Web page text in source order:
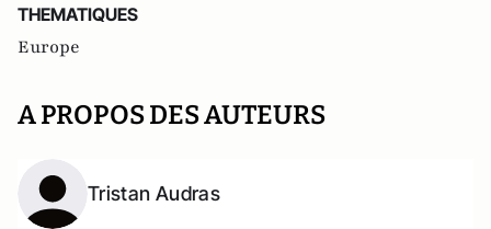
THEMATIQUES
Europe
A PROPOS DES AUTEURS
Tristan Audras